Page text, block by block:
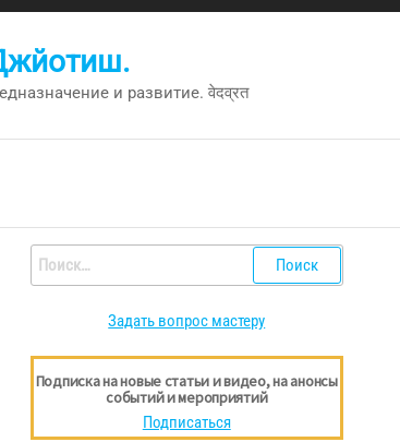
и развитие. वेदव्रत
Найти:
Задать вопрос мастеру
Подписка на новые статьи и видео, на анонсы
событий и мероприятий
Подписаться